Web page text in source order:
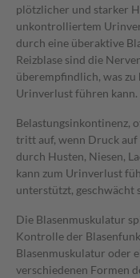
plötzlicher und starker
unkontrolliertem
durch eine überaktive
Reizblase sind die
überempfindlich, was
Urinverlust führen kann.
Belastungsinkontinenz,
tritt auf, wenn Druck auf
durch Husten, Niesen,
kann zum Urinverlust
unterstützt, geschwächt
Die Blasenmuskulatur
Kontrolle der
Blasenmuskulatur oder
verschiedenen Formen